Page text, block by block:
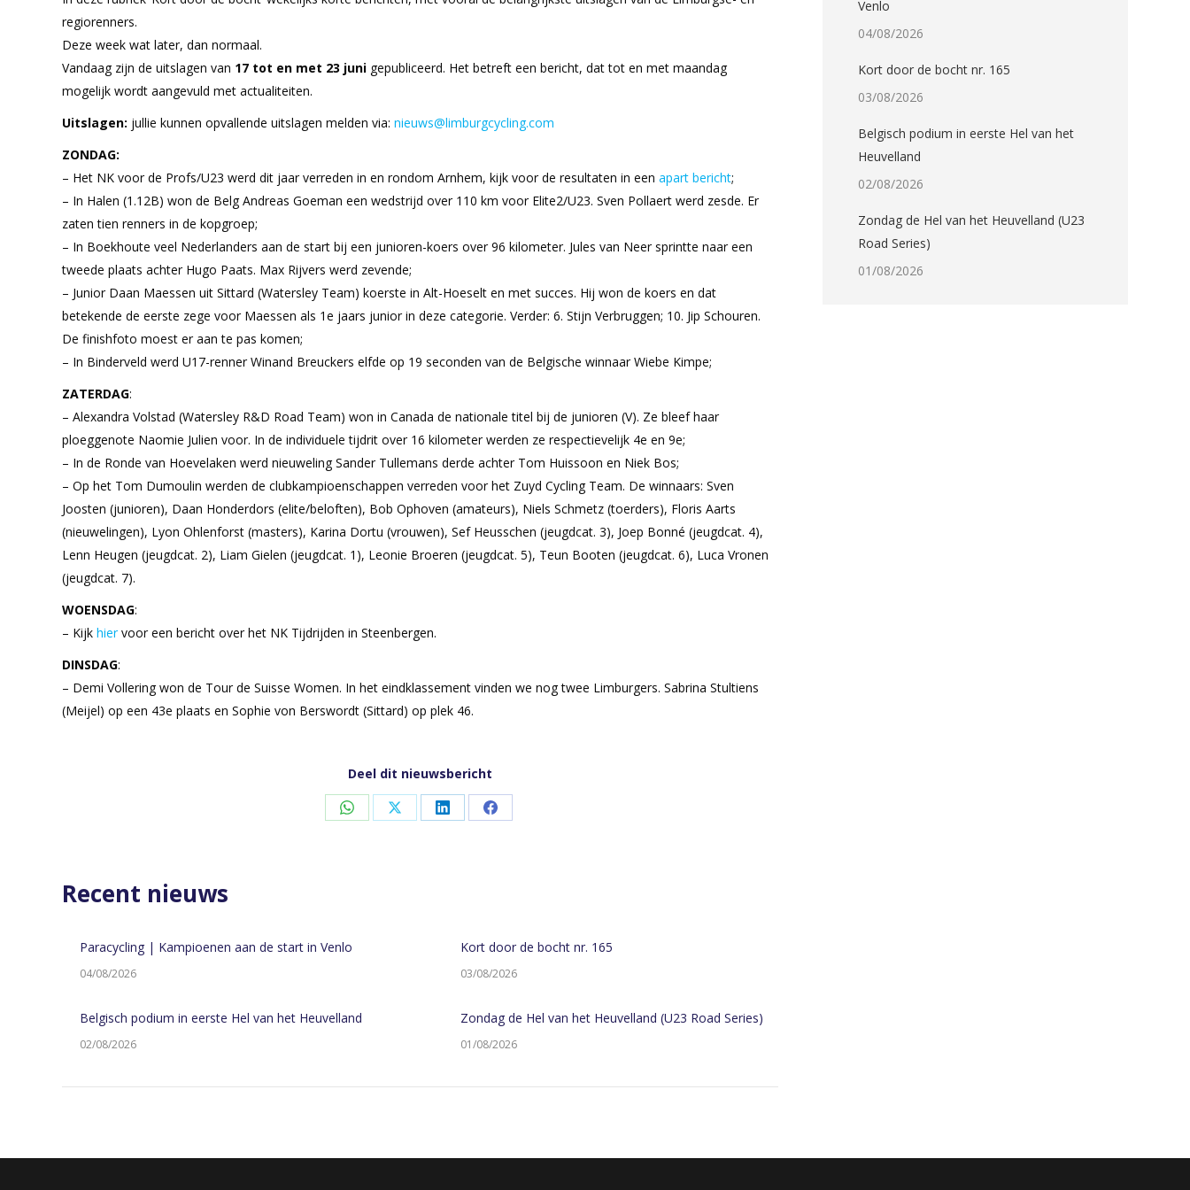
regiorenners.
Deze week wat later, dan normaal.
Vandaag zijn de uitslagen van 17 tot en met 23 juni gepubliceerd. Het betreft een bericht, dat tot en met maandag
mogelijk wordt aangevuld met actualiteiten.
Uitslagen: jullie kunnen opvallende uitslagen melden via: nieuws@limburgcycling.com
ZONDAG:
– Het NK voor de Profs/U23 werd dit jaar verreden in en rondom Arnhem, kijk voor de resultaten in een apart bericht;
– In Halen (1.12B) won de Belg Andreas Goeman een wedstrijd over 110 km voor Elite2/U23. Sven Pollaert werd zesde. Er
zaten tien renners in de kopgroep;
– In Boekhoute veel Nederlanders aan de start bij een junioren-koers over 96 kilometer. Jules van Neer sprintte naar een
tweede plaats achter Hugo Paats. Max Rijvers werd zevende;
– Junior Daan Maessen uit Sittard (Watersley Team) koerste in Alt-Hoeselt en met succes. Hij won de koers en dat
betekende de eerste zege voor Maessen als 1e jaars junior in deze categorie. Verder: 6. Stijn Verbruggen; 10. Jip Schouren.
De finishfoto moest er aan te pas komen;
– In Binderveld werd U17-renner Winand Breuckers elfde op 19 seconden van de Belgische winnaar Wiebe Kimpe;
ZATERDAG:
– Alexandra Volstad (Watersley R&D Road Team) won in Canada de nationale titel bij de junioren (V). Ze bleef haar
ploeggenote Naomie Julien voor. In de individuele tijdrit over 16 kilometer werden ze respectievelijk 4e en 9e;
– In de Ronde van Hoevelaken werd nieuweling Sander Tullemans derde achter Tom Huissoon en Niek Bos;
– Op het Tom Dumoulin werden de clubkampioenschappen verreden voor het Zuyd Cycling Team. De winnaars: Sven
Joosten (junioren), Daan Honderdors (elite/beloften), Bob Ophoven (amateurs), Niels Schmetz (toerders), Floris Aarts
(nieuwelingen), Lyon Ohlenforst (masters), Karina Dortu (vrouwen), Sef Heusschen (jeugdcat. 3), Joep Bonné (jeugdcat. 4),
Lenn Heugen (jeugdcat. 2), Liam Gielen (jeugdcat. 1), Leonie Broeren (jeugdcat. 5), Teun Booten (jeugdcat. 6), Luca Vronen
(jeugdcat. 7).
WOENSDAG:
– Kijk hiervoor een bericht over het NK Tijdrijden in Steenbergen.
DINSDAG:
– Demi Vollering won de Tour de Suisse Women. In het eindklassement vinden we nog twee Limburgers. Sabrina Stultiens
(Meijel) op een 43e plaats en Sophie von Berswordt (Sittard) op plek 46.
Deel dit nieuwsbericht
Share Share Share Share
Recent nieuws
Paracycling | Kampioenen aan de start in Venlo
04/08/2026
Kort door de bocht nr. 165
03/08/2026
Belgisch podium in eerste Hel van het Heuvelland
02/08/2026
Zondag de Hel van het Heuvelland (U23 Road Series)
01/08/2026
Venlo
04/08/2026
Kort door de bocht nr. 165
03/08/2026
Belgisch podium in eerste Hel van het
Heuvelland
02/08/2026
Zondag de Hel van het Heuvelland (U23
Road Series)
01/08/2026